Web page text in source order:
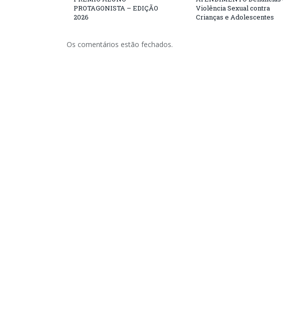
PROTAGONISTA – EDIÇÃO
2026
Violência Sexual contra
Crianças e Adolescentes
Os comentários estão fechados.